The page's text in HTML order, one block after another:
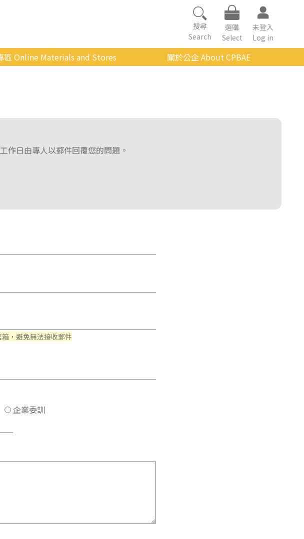
搜尋
Search
選購
Select
未登入
Log in
區 Online Materials and Stores
關於公企 About CPBAE
組織架構與人員職掌
作日由專人以郵件回覆您的問題。
，避免無法接收郵件
企業委訓